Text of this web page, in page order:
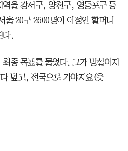
역을 강서구, 양천구, 영등포구 등
울 20구 2600명이 이정인 할머니
다.
종 목표를 물었다. 그가 망설이지
덮고, 전국으로 가야지요(웃